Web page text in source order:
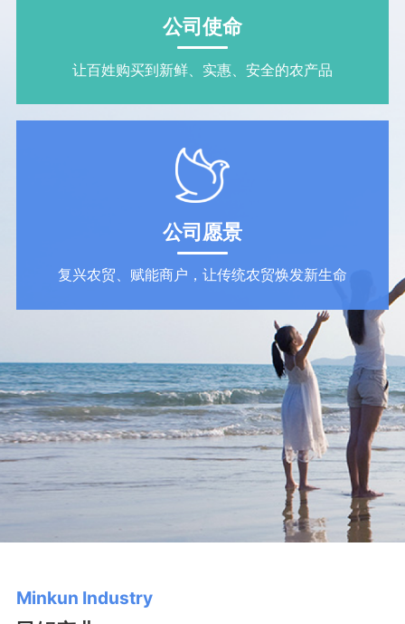
公司使命
让百姓购买到新鲜、实惠、安全的农产品
公司愿景
复兴农贸、赋能商户，让传统农贸焕发新生命
Minkun Industry